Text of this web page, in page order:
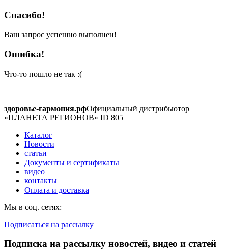
Спасибо!
Ваш запрос успешно выполнен!
Ошибка!
Что-то пошло не так :(
здоровье-гармония.рфОфициальный дистрибьютор
«ПЛАНЕТА РЕГИОНОВ» ID 805
Каталог
Новости
статьи
Документы и сертификаты
видео
контакты
Оплата и доставка
Мы в соц. сетях:
Подписаться на рассылку
Подписка на рассылку новостей, видео и статей